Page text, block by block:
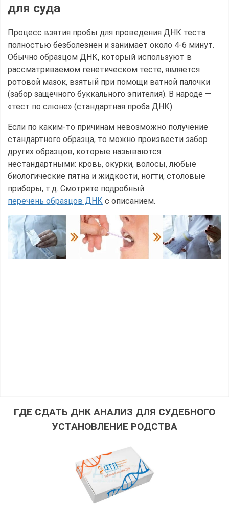
для суда
Процесс взятия пробы для проведения ДНК теста
полностью безболезнен и занимает около 4-6 минут.
Обычно образцом ДНК, который используют в
рассматриваемом генетическом тесте, является
ротовой мазок, взятый при помощи ватной палочки
(забор защечного буккального эпителия). В народе —
«тест по слюне» (стандартная проба ДНК).
Если по каким-то причинам невозможно получение
стандартного образца, то можно произвести забор
других образцов, которые называются
нестандартными: кровь, окурки, волосы, любые
биологические пятна и жидкости, ногти, столовые
приборы, т.д. Смотрите подробный
перечень образцов ДНК с описанием.
ГДЕ СДАТЬ ДНК АНАЛИЗ ДЛЯ СУДЕБНОГО
УСТАНОВЛЕНИЕ РОДСТВА